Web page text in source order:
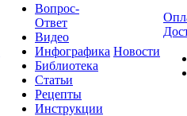
Вопрос-
Ответ
Видео
Инфографика
Библиотека
Статьи
Рецепты
Инструкции
Новости